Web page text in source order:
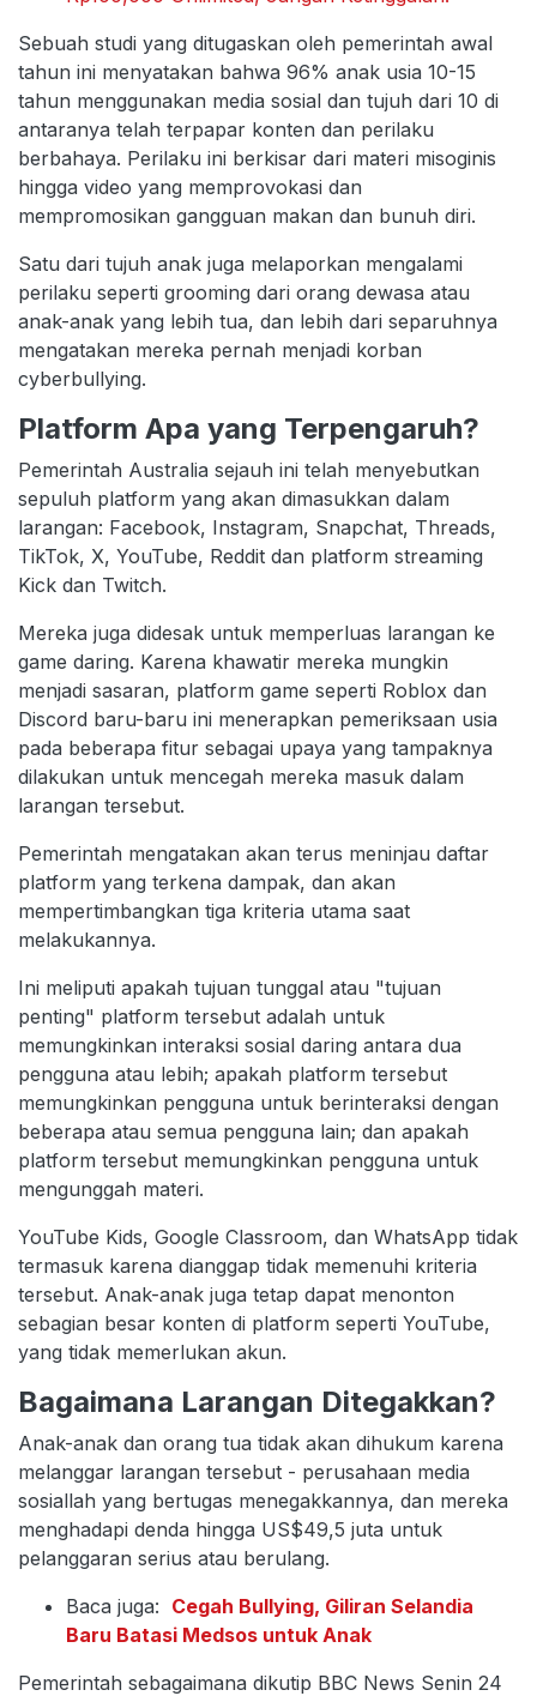
Sebuah studi yang ditugaskan oleh pemerintah awal
tahun ini menyatakan bahwa 96% anak usia 10-15
tahun menggunakan media sosial dan tujuh dari 10 di
antaranya telah terpapar konten dan perilaku
berbahaya. Perilaku ini berkisar dari materi misoginis
hingga video yang memprovokasi dan
mempromosikan gangguan makan dan bunuh diri.
Satu dari tujuh anak juga melaporkan mengalami
perilaku seperti grooming dari orang dewasa atau
anak-anak yang lebih tua, dan lebih dari separuhnya
mengatakan mereka pernah menjadi korban
cyberbullying.
Platform Apa yang Terpengaruh?
Pemerintah Australia sejauh ini telah menyebutkan
sepuluh platform yang akan dimasukkan dalam
larangan: Facebook, Instagram, Snapchat, Threads,
TikTok, X, YouTube, Reddit dan platform streaming
Kick dan Twitch.
Mereka juga didesak untuk memperluas larangan ke
game daring. Karena khawatir mereka mungkin
menjadi sasaran, platform game seperti Roblox dan
Discord baru-baru ini menerapkan pemeriksaan usia
pada beberapa fitur sebagai upaya yang tampaknya
dilakukan untuk mencegah mereka masuk dalam
larangan tersebut.
Pemerintah mengatakan akan terus meninjau daftar
platform yang terkena dampak, dan akan
mempertimbangkan tiga kriteria utama saat
melakukannya.
Ini meliputi apakah tujuan tunggal atau "tujuan
penting" platform tersebut adalah untuk
memungkinkan interaksi sosial daring antara dua
pengguna atau lebih; ​​apakah platform tersebut
memungkinkan pengguna untuk berinteraksi dengan
beberapa atau semua pengguna lain; dan apakah
platform tersebut memungkinkan pengguna untuk
mengunggah materi.
YouTube Kids, Google Classroom, dan WhatsApp tidak
termasuk karena dianggap tidak memenuhi kriteria
tersebut. Anak-anak juga tetap dapat menonton
sebagian besar konten di platform seperti YouTube,
yang tidak memerlukan akun.
Bagaimana Larangan Ditegakkan?
Anak-anak dan orang tua tidak akan dihukum karena
melanggar larangan tersebut - perusahaan media
sosiallah yang bertugas menegakkannya, dan mereka
menghadapi denda hingga US$49,5 juta untuk
pelanggaran serius atau berulang.
Baca juga: Cegah Bullying, Giliran Selandia
Baru Batasi Medsos untuk Anak
Pemerintah sebagaimana dikutip BBC News Senin 24